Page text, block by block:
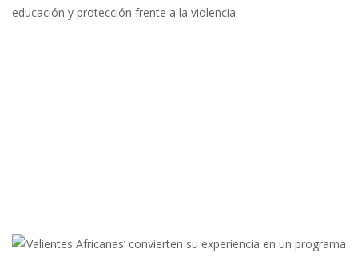
educación y protección frente a la violencia.